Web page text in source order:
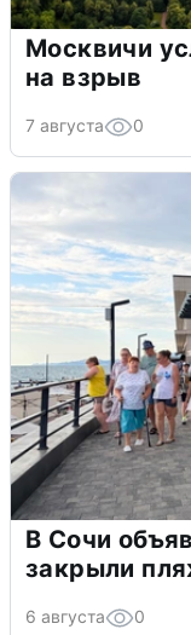
Москвичи
на взрыв
7 августа 0
В Сочи
закрыли
6 августа 0